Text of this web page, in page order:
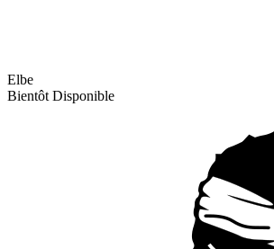
Elbe
Bientôt Disponible